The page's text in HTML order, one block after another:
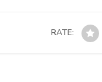
RATE: